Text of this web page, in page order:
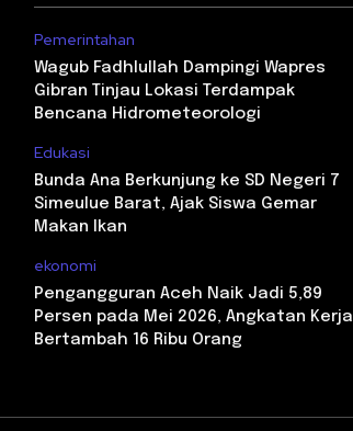
Pemerintahan
Wagub Fadhlullah Dampingi Wapres
Gibran Tinjau Lokasi Terdampak
Bencana Hidrometeorologi
Edukasi
Bunda Ana Berkunjung ke SD Negeri 7
Simeulue Barat, Ajak Siswa Gemar
Makan Ikan
ekonomi
Pengangguran Aceh Naik Jadi 5,89
Persen pada Mei 2026, Angkatan Kerja
Bertambah 16 Ribu Orang